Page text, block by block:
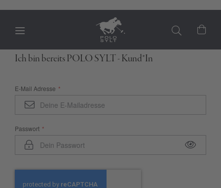
Ich bin bereits POLO SYLT - Kund*In
E-Mail Adresse
Passwort